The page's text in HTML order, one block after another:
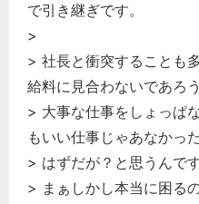
で引き継ぎです。
>
> 社長と衝突することも
給料に見合わないであろう
> 大事な仕事をしょっぱ
もいい仕事じゃあなかった
> はずだが？と思うんです
> まぁしかし本当に困る